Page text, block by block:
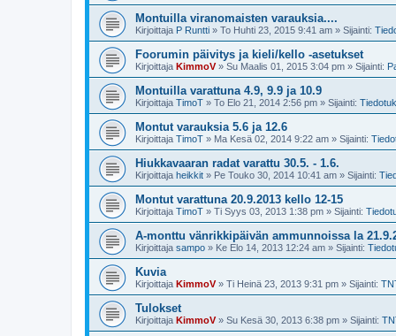
Montuilla viranomaisten varauksia....
Kirjoittaja P Runtti » To Huhti 23, 2015 9:41 am » Sijainti:
Foorumin päivitys ja kieli/kello -asetukset
Kirjoittaja KimmoV» Su Maalis 01, 2015 3:04 pm » Sijainti:
Montuilla varattuna 4.9, 9.9 ja 10.9
Kirjoittaja TimoT » To Elo 21, 2014 2:56 pm » Sijainti:
Montut varauksia 5.6 ja 12.6
Kirjoittaja TimoT » Ma Kesä 02, 2014 9:22 am » Sijainti:
Hiukkavaaran radat varattu 30.5. - 1.6.
Kirjoittaja heikkit » Pe Touko 30, 2014 10:41 am » Sijainti:
Montut varattuna 20.9.2013 kello 12-15
Kirjoittaja TimoT » Ti Syys 03, 2013 1:38 pm » Sijainti:
A-monttu vänrikkipäivän ammunnoissa la
Kirjoittaja sampo » Ke Elo 14, 2013 12:24 am » Sijainti:
Kuvia
Kirjoittaja KimmoV» Ti Heinä 23, 2013 9:31 pm » Sijainti:
Tulokset
Kirjoittaja KimmoV» Su Kesä 30, 2013 6:38 pm » Sijainti: